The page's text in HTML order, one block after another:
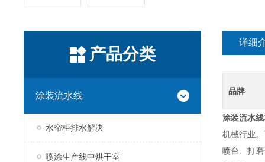
产品分类
涂装流水线
水帘柜排水解决
喷涂生产线中烘干室
详细
品牌
涂装流水线
机械行业
喷台、打